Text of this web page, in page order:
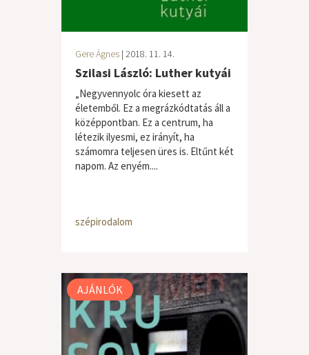
Gere Ágnes | 2018. 11. 14.
Szilasi László: Luther kutyái
„Negyvennyolc óra kiesett az
életemből. Ez a megrázkódtatás áll a
középpontban. Ez a centrum, ha
létezik ilyesmi, ez irányít, ha
számomra teljesen üres is. Eltűnt két
napom. Az enyém....
szépirodalom
AJÁNLÓK